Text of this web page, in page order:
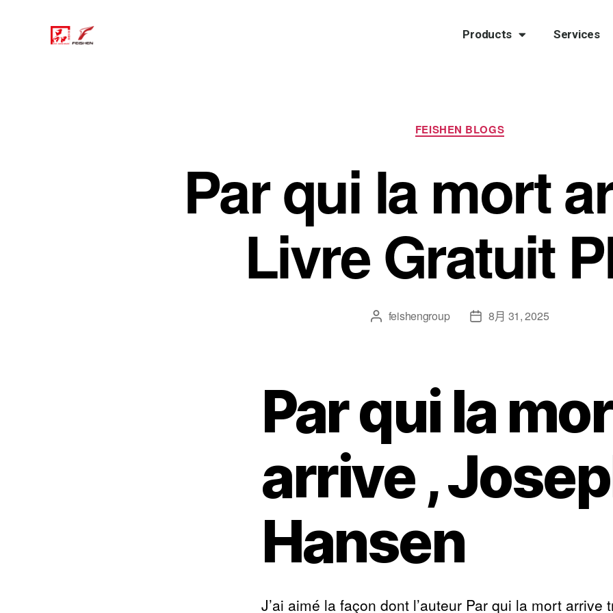
Products Services
FEISHEN BLOGS
Par qui la mort
Livre Gratuit
feishengroup 8月 31, 2025
Par qui la
arrive ,
Hansen
J’ai aimé la façon dont l’auteur Par qui la mort arrive